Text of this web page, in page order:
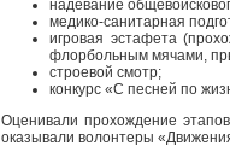
надевание
медико-санитарная
игровая эстафета
флорбольным мячами,
строевой смотр;
конкурс «С песней по
Оценивали прохождение
оказывали волонтеры